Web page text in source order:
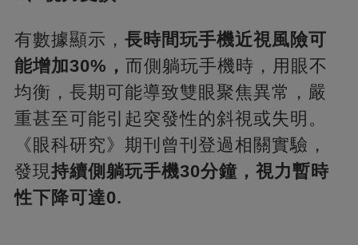
有數據顯示， 長時間玩手機近視風險可
能增加30%， 而側躺玩手機時，用眼不
均衡，長期可能導致雙眼聚焦異常，嚴
重甚至可能引起突發性的斜視或失明。
《眼科研究》期刊曾刊登過相關實驗，
發現持續側躺玩手機30分鐘，視力暫時
性下降可達0.